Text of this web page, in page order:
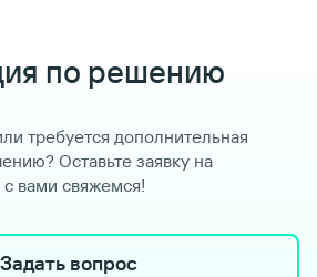
по решению
требуется дополнительная
Оставьте заявку на
вами свяжемся!
Задать вопрос